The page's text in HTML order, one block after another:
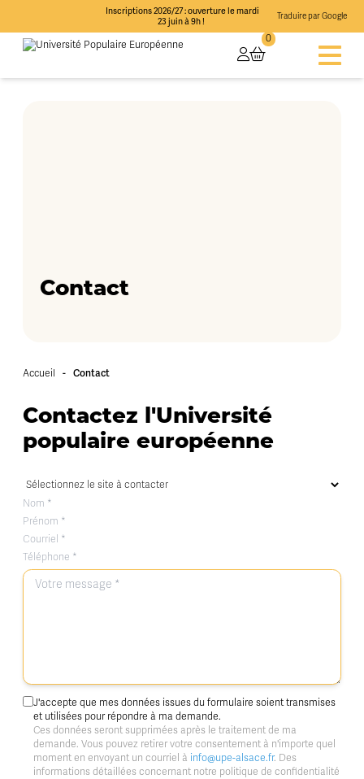
Inscriptions 2026/27 : ouverture le mardi
23 juin à 9h !
Traduire par Google
0
Contact
Accueil - Contact
Contactez l'Université
populaire européenne
J'accepte que mes données issues du formulaire soient transmises
et utilisées pour répondre à ma demande.
Ces données seront supprimées après le traitement de ma
demande. Vous pouvez retirer votre consentement à n'importe quel
moment en envoyant un courriel à info@upe-alsace.fr. Des
informations détaillées concernant notre politique de confidentialité